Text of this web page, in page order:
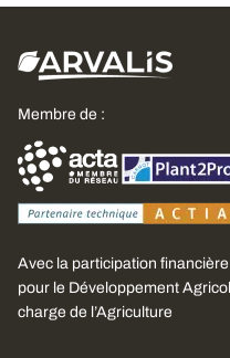
Membre de :
Avec la participation
pour le Développement
charge de l’Agriculture